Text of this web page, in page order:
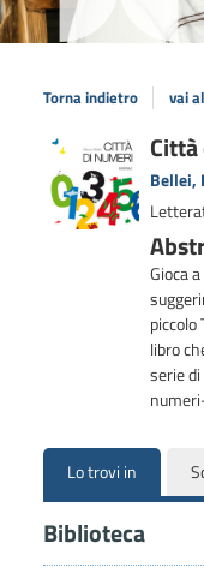
Torna indietro vai
Dettaglio
del
documento
Bellei,
Gioca
libro
serie
Lo trovi in
Biblioteca